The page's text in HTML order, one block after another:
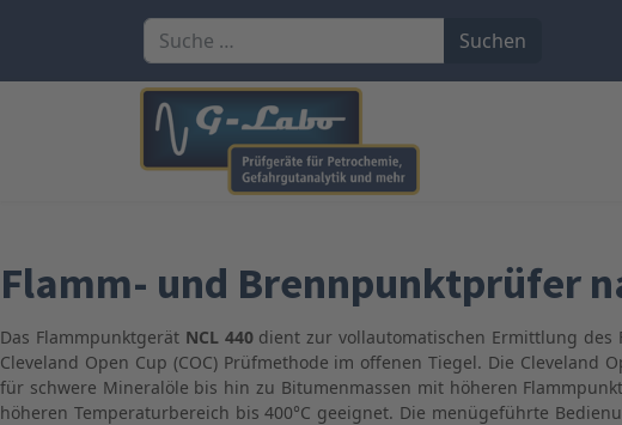
Suchen Suchen
Flamm- und Brennpunktprüfer
Das Flammpunktgerät NCL 440dient zur vollautomatischen Ermittlung des
Cleveland Open Cup (COC) Prüfmethode im offenen Tiegel. Die
für schwere Mineralöle bis hin zu Bitumenmassen mit höheren
höheren Temperaturbereich bis 400°C geeignet. Die menügeführte